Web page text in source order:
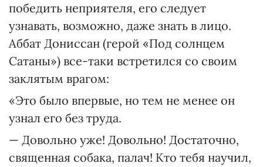
победить неприятеля, его следует
узнавать, возможно, даже знать в лицо.
Аббат Дониссан (герой «Под солнцем
Сатаны») все-таки встретился со своим
заклятым врагом:
«Это было впервые, но тем не менее он
узнал его без труда.
— Довольно уже! Довольно! Достаточно,
священная собака, палач! Кто тебя научил,